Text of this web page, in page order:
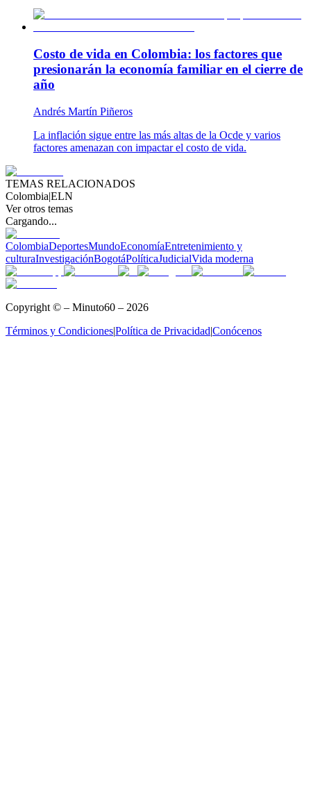
Costo de vida en Colombia: los factores que
presionarán la economía familiar en el cierre de
año
Andrés Martín Piñeros
La inflación sigue entre las más altas de la Ocde y varios
factores amenazan con impactar el costo de vida.
TEMAS RELACIONADOS
Colombia|ELN
Ver otros temas
Cargando...
ColombiaDeportesMundoEconomíaEntretenimiento y
culturaInvestigaciónBogotáPolíticaJudicialVida moderna
Copyright © – Minuto60 – 2026
Términos y Condiciones|Política de Privacidad|Conócenos